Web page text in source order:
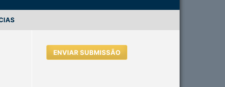
ENVIAR SUBMISSÃO